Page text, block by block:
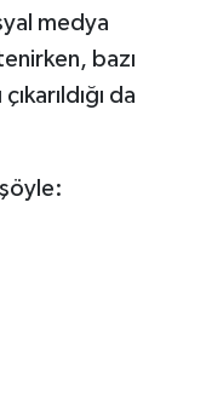
medya
bazı
da